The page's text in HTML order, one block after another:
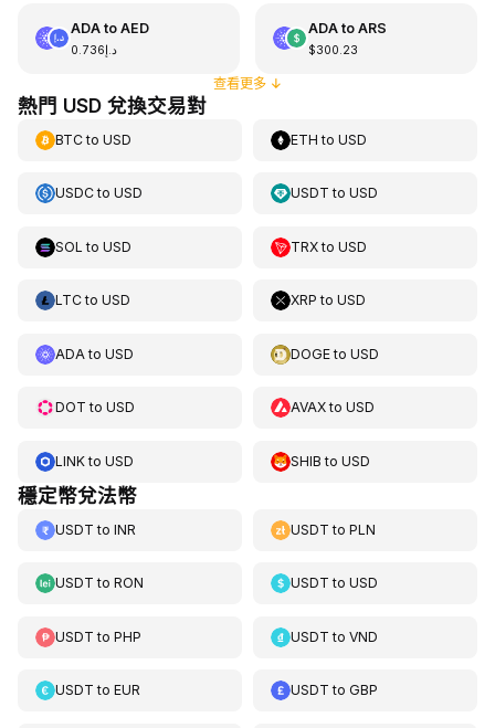
ADAto AED
د.إ0.736
ADAto ARS
$300.23
查看更多↓
熱門 USD 兌換交易對
BTCto USD ETH toUSD
USDCto USD USDT toUSD
SOL to USD TRXtoUSD
LTCto USD XRP toUSD
ADA to USD DOGEtoUSD
DOT to USD AVAXtoUSD
LINKto USD SHIB toUSD
穩定幣兌法幣
USDT to INR USDT toPLN
USDT to RON USDT toUSD
USDT to PHP USDT toVND
USDT to EUR USDT toGBP